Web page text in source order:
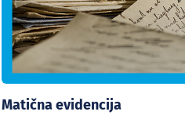
Matična evidencija